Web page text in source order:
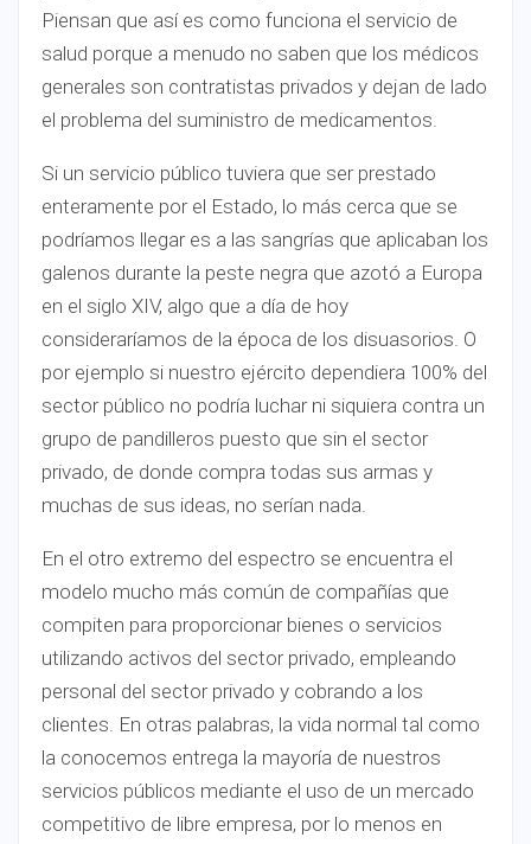
Piensan que así es como funciona el servicio de
salud porque a menudo no saben que los médicos
generales son contratistas privados y dejan de lado
el problema del suministro de medicamentos.
Si un servicio público tuviera que ser prestado
enteramente por el Estado, lo más cerca que se
podríamos llegar es a las sangrías que aplicaban los
galenos durante la peste negra que azotó a Europa
en el siglo XIV, algo que a día de hoy
consideraríamos de la época de los disuasorios. O
por ejemplo si nuestro ejército dependiera 100% del
sector público no podría luchar ni siquiera contra un
grupo de pandilleros puesto que sin el sector
privado, de donde compra todas sus armas y
muchas de sus ideas, no serían nada.
En el otro extremo del espectro se encuentra el
modelo mucho más común de compañías que
compiten para proporcionar bienes o servicios
utilizando activos del sector privado, empleando
personal del sector privado y cobrando a los
clientes. En otras palabras, la vida normal tal como
la conocemos entrega la mayoría de nuestros
servicios públicos mediante el uso de un mercado
competitivo de libre empresa, por lo menos en